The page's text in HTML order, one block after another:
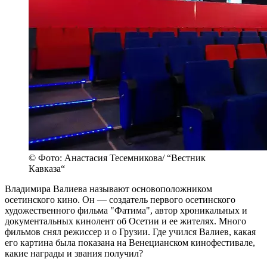
© Фото: Анастасия Тесемникова/ “Вестник
Кавказа“
Владимира Валиева называют основоположником
осетинского кино. Он — создатель первого осетинского
художественного фильма "Фатима", автор хроникальных и
документальных кинолент об Осетии и ее жителях. Много
фильмов снял режиссер и о Грузии. Где учился Валиев, какая
его картина была показана на Венецианском кинофестивале,
какие награды и звания получил?